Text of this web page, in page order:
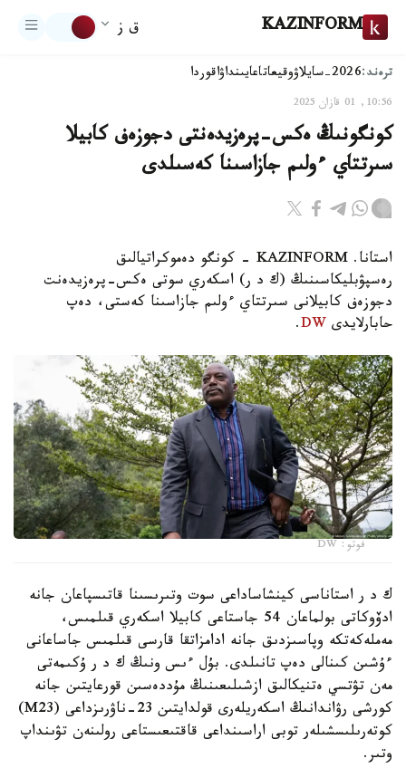
KAZINFORM ق ز
ترەند:2026-سايلاۋ وقيعاتاعايىنداۋاقوردا
10:56, 01 قازان 2025
كونگونىڭ ەكس-پرەزيدەنتى دجوزەف كابيلا
سىرتتاي ءولىم جازاسىنا كەسىلدى
استانا. KAZINFORM - كونگو دەموكراتيالىق
رەسپۋبليكاسىنىڭ (ك د ر) اسكەري سوتى ەكس-پرەزيدەنت
دجوزەف كابيلانى سىرتتاي ءولىم جازاسىنا كەستى، دەپ
حابارلايدى DW
.
فوتو: DW
ك د ر استاناسى كينشاساداعى سوت وتىرىسىنا قاتىسپاعان جانە
ادۆوكاتى بولماعان 54 جاستاعى كابيلا اسكەري قىلمىس،
مەملەكەتكە وپاسىزدىق جانە ادامزاتقا قارسى قىلمىس جاساعانى
ءۇشىن كىنالى دەپ تانىلدى. بۇل ءىس ونىڭ ك د ر ۇكىمەتى
مەن تۋتسي ەتنيكالىق ازشىلىعىنىڭ مۇددەسىن قورعايتىن جانە
كورشى رۋاندانىڭ اسكەريلەرى قولدايتىن 23-ناۋرىزداعى (M23)
كوتەرىلىسشىلەر توبى اراسىنداعى قاقتىعىستاعى رولىنەن تۋىنداپ
وتىر.